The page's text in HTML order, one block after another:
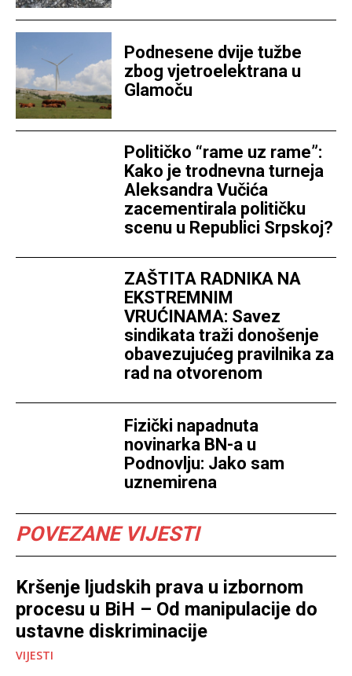
Podnesene dvije tužbe
zbog vjetroelektrana u
Glamoču
Političko “rame uz rame”:
Kako je trodnevna turneja
Aleksandra Vučića
zacementirala političku
scenu u Republici Srpskoj?
ZAŠTITA RADNIKA NA
EKSTREMNIM
VRUĆINAMA: Savez
sindikata traži donošenje
obavezujućeg pravilnika za
rad na otvorenom
Fizički napadnuta
novinarka BN-a u
Podnovlju: Jako sam
uznemirena
POVEZANE VIJESTI
Kršenje ljudskih prava u izbornom
procesu u BiH – Od manipulacije do
ustavne diskriminacije
VIJESTI